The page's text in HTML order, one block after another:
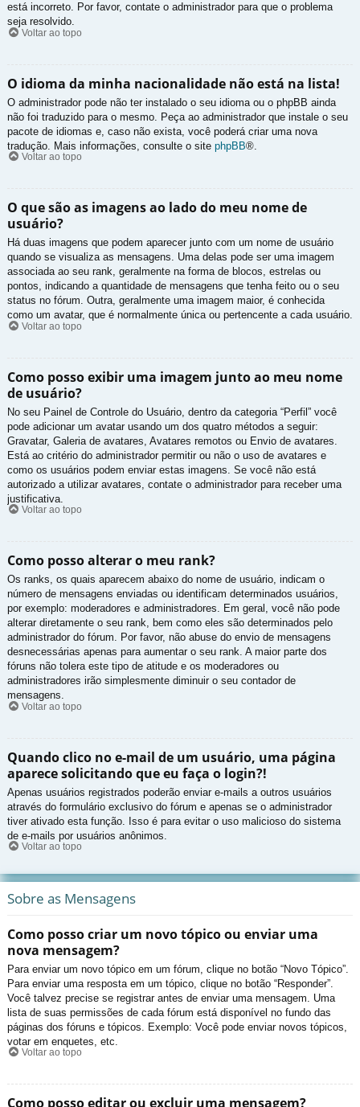
está incorreto. Por favor, contate o administrador para que o problema
seja resolvido.
Voltar ao topo
O idioma da minha nacionalidade não está na lista!
O administrador pode não ter instalado o seu idioma ou o phpBB ainda
não foi traduzido para o mesmo. Peça ao administrador que instale o seu
pacote de idiomas e, caso não exista, você poderá criar uma nova
tradução. Mais informações, consulte o site phpBB®.
Voltar ao topo
O que são as imagens ao lado do meu nome de
usuário?
Há duas imagens que podem aparecer junto com um nome de usuário
quando se visualiza as mensagens. Uma delas pode ser uma imagem
associada ao seu rank, geralmente na forma de blocos, estrelas ou
pontos, indicando a quantidade de mensagens que tenha feito ou o seu
status no fórum. Outra, geralmente uma imagem maior, é conhecida
como um avatar, que é normalmente única ou pertencente a cada usuário.
Voltar ao topo
Como posso exibir uma imagem junto ao meu nome
de usuário?
No seu Painel de Controle do Usuário, dentro da categoria “Perfil” você
pode adicionar um avatar usando um dos quatro métodos a seguir:
Gravatar, Galeria de avatares, Avatares remotos ou Envio de avatares.
Está ao critério do administrador permitir ou não o uso de avatares e
como os usuários podem enviar estas imagens. Se você não está
autorizado a utilizar avatares, contate o administrador para receber uma
justificativa.
Voltar ao topo
Como posso alterar o meu rank?
Os ranks, os quais aparecem abaixo do nome de usuário, indicam o
número de mensagens enviadas ou identificam determinados usuários,
por exemplo: moderadores e administradores. Em geral, você não pode
alterar diretamente o seu rank, bem como eles são determinados pelo
administrador do fórum. Por favor, não abuse do envio de mensagens
desnecessárias apenas para aumentar o seu rank. A maior parte dos
fóruns não tolera este tipo de atitude e os moderadores ou
administradores irão simplesmente diminuir o seu contador de
mensagens.
Voltar ao topo
Quando clico no e-mail de um usuário, uma página
aparece solicitando que eu faça o login?!
Apenas usuários registrados poderão enviar e-mails a outros usuários
através do formulário exclusivo do fórum e apenas se o administrador
tiver ativado esta função. Isso é para evitar o uso malicioso do sistema
de e-mails por usuários anônimos.
Voltar ao topo
Sobre as Mensagens
Como posso criar um novo tópico ou enviar uma
nova mensagem?
Para enviar um novo tópico em um fórum, clique no botão “Novo Tópico”.
Para enviar uma resposta em um tópico, clique no botão “Responder”.
Você talvez precise se registrar antes de enviar uma mensagem. Uma
lista de suas permissões de cada fórum está disponível no fundo das
páginas dos fóruns e tópicos. Exemplo: Você pode enviar novos tópicos,
votar em enquetes, etc.
Voltar ao topo
Como posso editar ou excluir uma mensagem?